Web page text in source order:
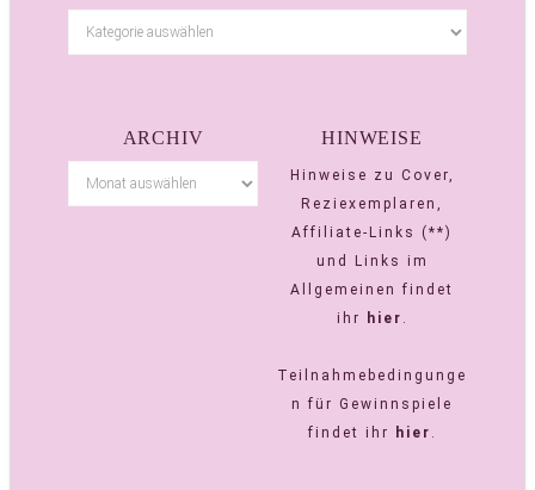
ARCHIV HINWEISE
Hinweise zu Cover,
Reziexemplaren,
Affiliate-Links (**)
und Links im
Allgemeinen findet
ihr
hier .
Teilnahmebedingunge
n für Gewinnspiele
findet ihr
hier .